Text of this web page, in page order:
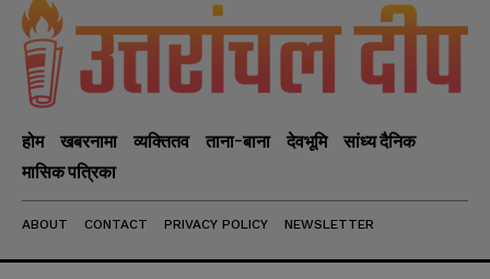
होम खबरनामा व्यक्तितव ताना-बाना देवभूमि
सांध्य दैनिक
मासिक पत्रिका
ABOUT CONTACT PRIVACY POLICY NEWSLETTER